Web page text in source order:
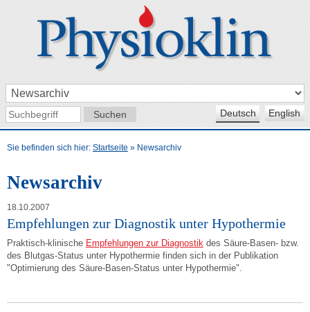
Deutsch English
Sie befinden sich hier: Startseite » Newsarchiv
Newsarchiv
18.10.2007
Empfehlungen zur Diagnostik unter Hypothermie
Praktisch-klinische Empfehlungen zur Diagnostik des Säure-Basen- bzw.
des Blutgas-Status unter Hypothermie finden sich in der Publikation
"Optimierung des Säure-Basen-Status unter Hypothermie".